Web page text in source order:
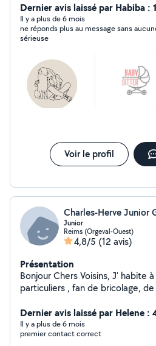
personnes handicapés. Je travail
social. Si vous avez besoin de faire garder vos petits
bouts de choux, je me tiens à
l'occasion pendant mes études
je serais ravie d'en refaire l'expérience.
animaux et maman de deux
immense plaisir que je me
même promener vos petits boules de
vous rendre service :)
Dernier avis laissé par Habiba :
Il y a plus de 6 mois
ne réponds plus au message sans
sérieuse
Voir le profil
Charles-Herve Junior
Junior
Reims (Orgeval-Ouest)
4,8/5 (12 avis)
Présentation
Bonjour Chers Voisins, J' habite
particuliers , fan de bricolage,
Dernier avis laissé par Helene :
Il y a plus de 6 mois
premier contact correct